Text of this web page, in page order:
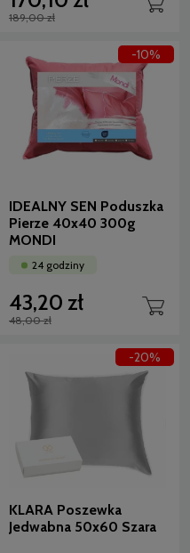
189,00 zł
IDEALNY SEN Poduszka
Pierze 40x40 300g
MONDI
24 godziny
43,20 zł
48,00 zł
-10%
KLARA Poszewka
Jedwabna 50x60 Szara
-20%